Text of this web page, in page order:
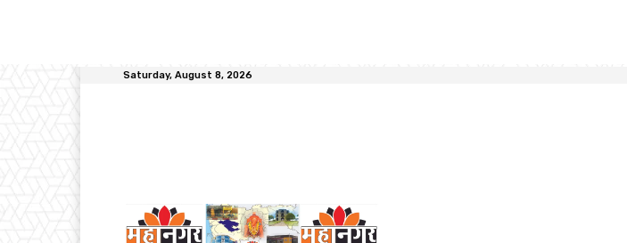
Saturday, August 8, 2026